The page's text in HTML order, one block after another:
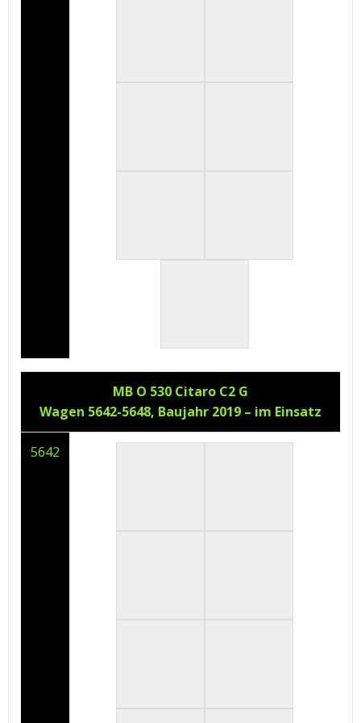
MB O 530 Citaro C2 G
Wagen 5642-5648, Baujahr 2019 – im Einsatz
5642